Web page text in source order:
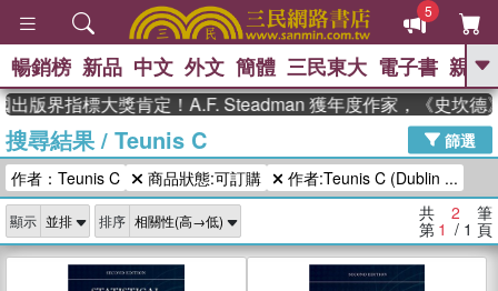
5
GO
高希均教授回憶錄
、 The Odyssey 、 父親節 、 花開錦
繡 、 暑期推薦 、 方念華 、 台灣的
李登輝時代 、 數學女孩：黎曼猜想
、
如果歷史是一
群喵 、 臺灣漫遊錄
暢銷榜 新品 中文 外文 簡體 三民東大 電子書 親子
版界指標大獎肯定！A.F. Steadman 獲年度作家，《史坎德
搜尋結果/ Teunis C
篩選
作者：Teunis C
商品狀態:可訂購 作者:Teunis C (Dublin ...
顯示 排序 共 2 筆
第 1 / 1 頁